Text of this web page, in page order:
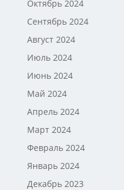
Октябрь 2024
Сентябрь 2024
Август 2024
Июль 2024
Июнь 2024
Май 2024
Апрель 2024
Март 2024
Февраль 2024
Январь 2024
Декабрь 2023